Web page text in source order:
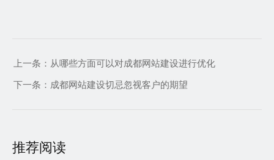
上一条： 从哪些方面可以对成都网站建设进行优化
下一条： 成都网站建设切忌忽视客户的期望
推荐阅读